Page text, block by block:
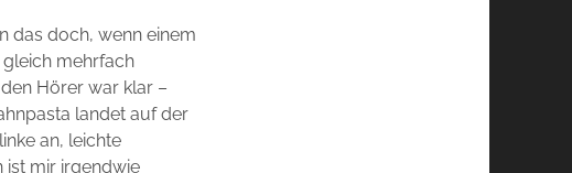
das doch, wenn einem
mehrfach
Hörer war klar –
landet auf der
an, leichte
ist mir irgendwie